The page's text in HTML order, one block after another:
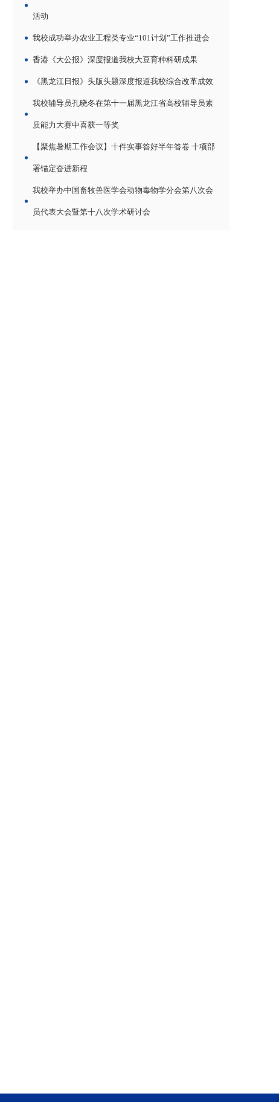
活动
我校成功举办农业工程类专业“101计划”工作推进会
香港《大公报》深度报道我校大豆育种科研成果
《黑龙江日报》头版头题深度报道我校综合改革成效
我校辅导员孔晓冬在第十一届黑龙江省高校辅导员素
质能力大赛中喜获一等奖
【聚焦暑期工作会议】十件实事答好半年答卷 十项部
署锚定奋进新程
我校举办中国畜牧兽医学会动物毒物学分会第八次会
员代表大会暨第十八次学术研讨会